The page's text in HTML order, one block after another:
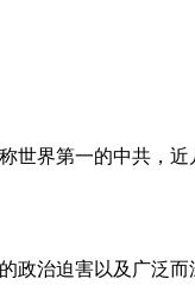
界第一的中共，
政治迫害以及广泛